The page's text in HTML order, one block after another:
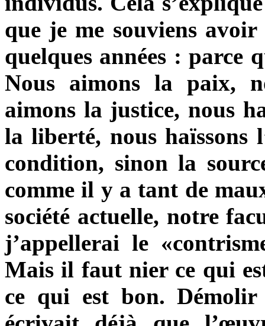
que je me souviens
quelques années : parce
Nous aimons la paix,
aimons la justice, nous
la liberté, nous haïssons
condition, sinon la
comme il y a tant de
société actuelle, notre
j’appellerai le
Mais il faut nier ce qui
ce qui est bon.